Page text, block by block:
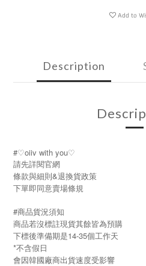
Add to
Description
#♡oiiv with you♡
請先詳閱官網
條款與細則&退換貨政策
下單即同意賣場條規
#商品貨況須知
商品若沒標註現貨其餘皆為預購
下標後準備期是14-35個工作天
*不含假日
會因韓國廠商出貨速度受影響